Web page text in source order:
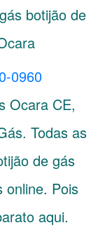
botijão de
0960
Ocara CE,
Todas as
de gás
online. Pois
aqui.